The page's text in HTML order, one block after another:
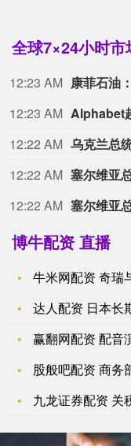
全球7×24小时市
12:23 AM 康菲石油
12:23 AM Alphabet
12:22 AM
12:22 AM
12:22 AM
博牛配资 直播
牛米网配资 奇瑞与
达人配资 日本长
赢翻网配资 配音演
股般吧配资 商务部
九龙证券配资 关